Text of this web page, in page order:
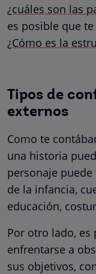
¿cuáles son las
es posible que
¿Cómo es la
Tipos de
externos
Como te
una historia
personaje
de la infancia,
educación,
Por otro lado, es
enfrentarse a
sus objetivos,